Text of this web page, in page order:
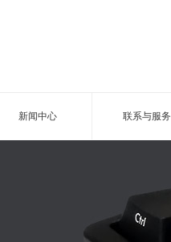
新闻中心 联系与服务